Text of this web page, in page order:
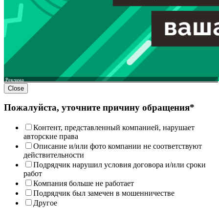
Реклама
Close
Пожалуйста, уточните причину обращения*
Контент, представленный компанией, нарушает
авторские права
Описание и/или фото компании не соответствуют
действительности
Подрядчик нарушил условия договора и/или сроки
работ
Компания больше не работает
Подрядчик был замечен в мошенничестве
Другое